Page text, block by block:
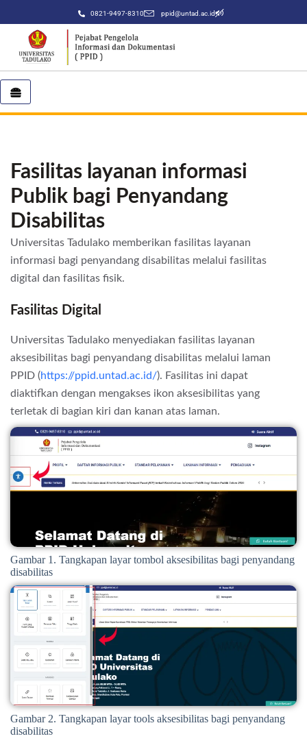
0821-9497-8310 ppid@untad.ac.id
Fasilitas layanan informasi
Publik bagi Penyandang
Disabilitas
Universitas Tadulako memberikan fasilitas layanan
informasi bagi penyandang disabilitas melalui fasilitas
digital dan fasilitas fisik.
Fasilitas Digital
Universitas Tadulako menyediakan fasilitas layanan
aksesibilitas bagi penyandang disabilitas melalui laman
PPID (https://ppid.untad.ac.id/). Fasilitas ini dapat
diaktifkan dengan mengakses ikon aksesibilitas yang
terletak di bagian kiri dan kanan atas laman.
Gambar 1. Tangkapan layar tombol aksesibilitas bagi penyandang
disabilitas
Gambar 2. Tangkapan layar tools aksesibilitas bagi penyandang
disabilitas